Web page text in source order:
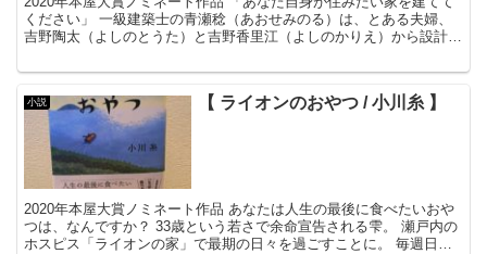
ください」 一級建築士の青瀬稔（あおせみのる）は、とある夫婦、
吉野陶太（よしのとうた）と吉野香里江（よしのかりえ）から設計を
小説 【 ライオンのおやつ / 小川糸 】
2020年本屋大賞ノミネート作品 あなたは人生の最後に食べたいおや
つは、なんですか？ 33歳という若さで余命宣告される雫。 瀬戸内の
ホスピス「ライオンの家」で最期の日々を過ごすことに。 毎週日曜